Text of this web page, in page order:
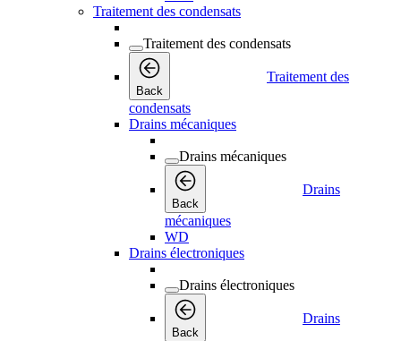
Traitement des condensats
Traitement des condensats
Back
Traitement des
condensats
Drains mécaniques
Drains mécaniques
Back
Drains
mécaniques
WD
Drains électroniques
Drains électroniques
Back
Drains